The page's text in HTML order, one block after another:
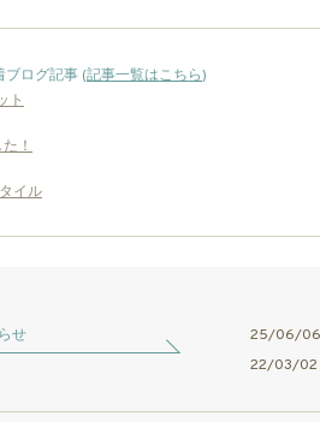
ブログ記事 (記事一覧はこちら)
ト
！
イル
せ
25/06/
22/03/